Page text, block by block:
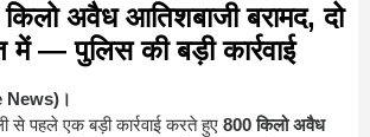
अवैध आतिशबाजी बरामद, दो
में — पुलिस की बड़ी कार्रवाई
News)।
से पहले एक बड़ी कार्रवाई करते हुए 800 किलो अवैध